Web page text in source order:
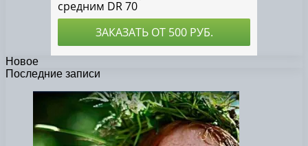
Новое
Последние записи